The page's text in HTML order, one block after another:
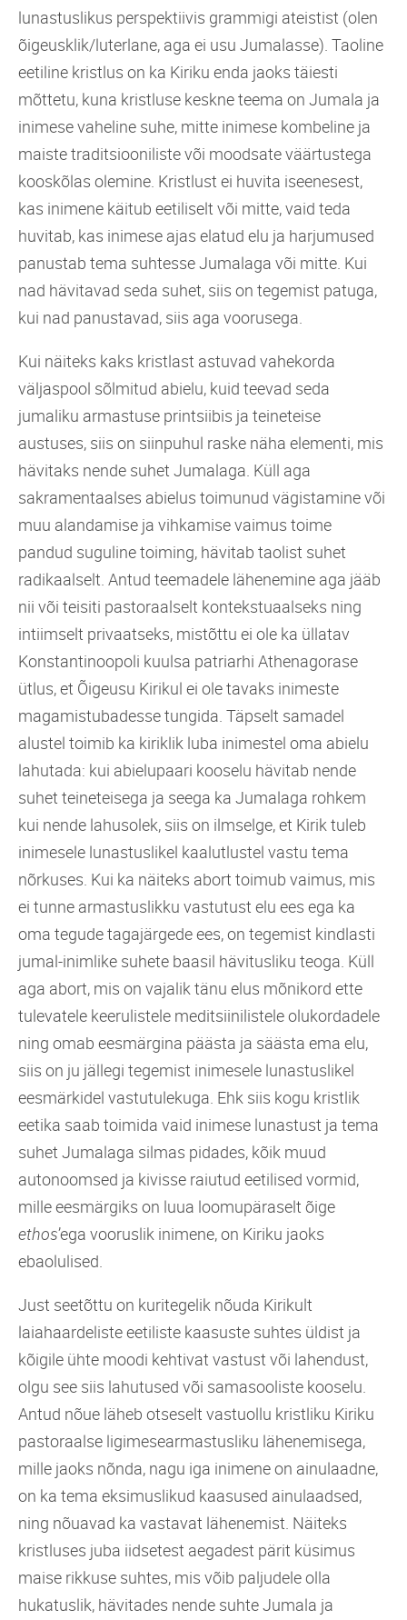
lunastuslikus perspektiivis grammigi ateistist (olen
õigeusklik/luterlane, aga ei usu Jumalasse). Taoline
eetiline kristlus on ka Kiriku enda jaoks täiesti
mõttetu, kuna kristluse keskne teema on Jumala ja
inimese vaheline suhe, mitte inimese kombeline ja
maiste traditsiooniliste või moodsate väärtustega
kooskõlas olemine. Kristlust ei huvita iseenesest,
kas inimene käitub eetiliselt või mitte, vaid teda
huvitab, kas inimese ajas elatud elu ja harjumused
panustab tema suhtesse Jumalaga või mitte. Kui
nad hävitavad seda suhet, siis on tegemist patuga,
kui nad panustavad, siis aga voorusega.
Kui näiteks kaks kristlast astuvad vahekorda
väljaspool sõlmitud abielu, kuid teevad seda
jumaliku armastuse printsiibis ja teineteise
austuses, siis on siinpuhul raske näha elementi, mis
hävitaks nende suhet Jumalaga. Küll aga
sakramentaalses abielus toimunud vägistamine või
muu alandamise ja vihkamise vaimus toime
pandud suguline toiming, hävitab taolist suhet
radikaalselt. Antud teemadele lähenemine aga jääb
nii või teisiti pastoraalselt kontekstuaalseks ning
intiimselt privaatseks, mistõttu ei ole ka üllatav
Konstantinoopoli kuulsa patriarhi Athenagorase
ütlus, et Õigeusu Kirikul ei ole tavaks inimeste
magamistubadesse tungida. Täpselt samadel
alustel toimib ka kiriklik luba inimestel oma abielu
lahutada: kui abielupaari kooselu hävitab nende
suhet teineteisega ja seega ka Jumalaga rohkem
kui nende lahusolek, siis on ilmselge, et Kirik tuleb
inimesele lunastuslikel kaalutlustel vastu tema
nõrkuses. Kui ka näiteks abort toimub vaimus, mis
ei tunne armastuslikku vastutust elu ees ega ka
oma tegude tagajärgede ees, on tegemist kindlasti
jumal-inimlike suhete baasil hävitusliku teoga. Küll
aga abort, mis on vajalik tänu elus mõnikord ette
tulevatele keerulistele meditsiinilistele olukordadele
ning omab eesmärgina päästa ja säästa ema elu,
siis on ju jällegi tegemist inimesele lunastuslikel
eesmärkidel vastutulekuga. Ehk siis kogu kristlik
eetika saab toimida vaid inimese lunastust ja tema
suhet Jumalaga silmas pidades, kõik muud
autonoomsed ja kivisse raiutud eetilised vormid,
mille eesmärgiks on luua loomupäraselt õige
ethos’ega vooruslik inimene, on Kiriku jaoks
ebaolulised.
Just seetõttu on kuritegelik nõuda Kirikult
laiahaardeliste eetiliste kaasuste suhtes üldist ja
kõigile ühte moodi kehtivat vastust või lahendust,
olgu see siis lahutused või samasooliste kooselu.
Antud nõue läheb otseselt vastuollu kristliku Kiriku
pastoraalse ligimesearmastusliku lähenemisega,
mille jaoks nõnda, nagu iga inimene on ainulaadne,
on ka tema eksimuslikud kaasused ainulaadsed,
ning nõuavad ka vastavat lähenemist. Näiteks
kristluses juba iidsetest aegadest pärit küsimus
maise rikkuse suhtes, mis võib paljudele olla
hukatuslik, hävitades nende suhte Jumala ja